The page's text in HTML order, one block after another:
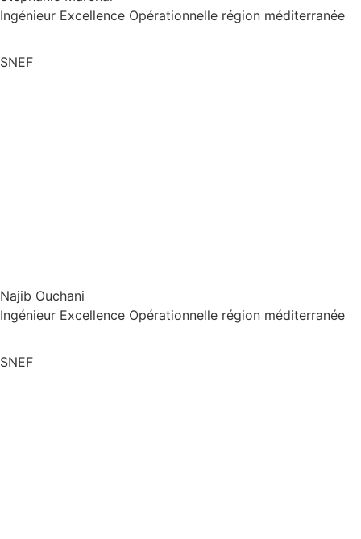
Ingénieur Excellence Opérationnelle région méditerranée
SNEF
Najib Ouchani
Ingénieur Excellence Opérationnelle région méditerranée
SNEF